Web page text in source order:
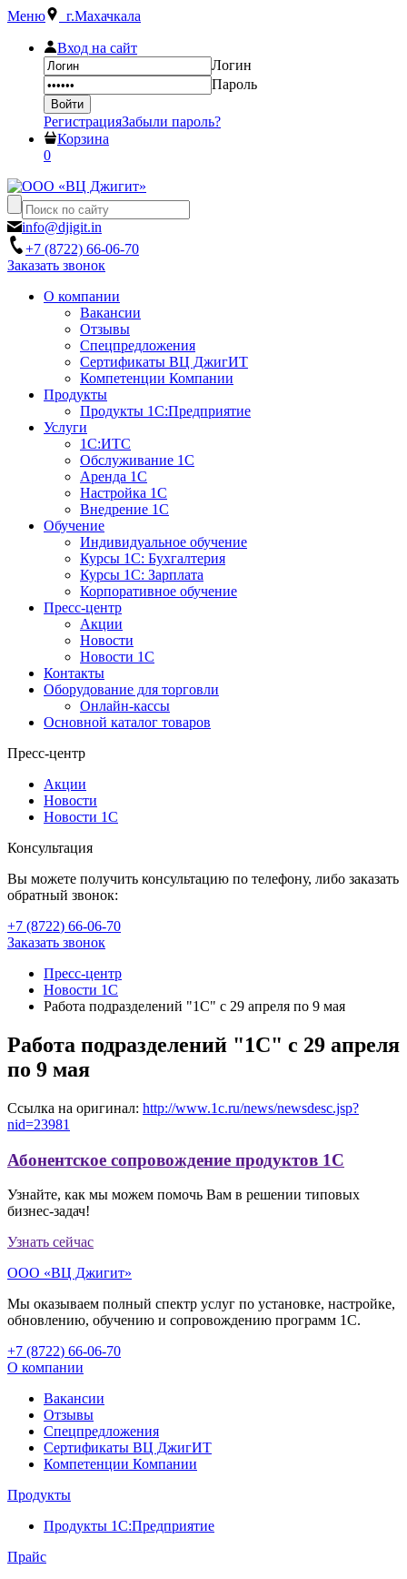
Меню г.Махачкала
Вход на сайт
Логин
Пароль
РегистрацияЗабыли пароль?
Корзина
0
info@djigit.in
+7 (8722) 66-06-70
Заказать звонок
О компании
Вакансии
Отзывы
Спецпредложения
Сертификаты ВЦ ДжигИТ
Компетенции Компании
Продукты
Продукты 1С:Предприятие
Услуги
1С:ИТС
Обслуживание 1С
Аренда 1С
Настройка 1С
Внедрение 1С
Обучение
Индивидуальное обучение
Курсы 1С: Бухгалтерия
Курсы 1С: Зарплата
Корпоративное обучение
Пресс-центр
Акции
Новости
Новости 1С
Контакты
Оборудование для торговли
Онлайн-кассы
Основной каталог товаров
Пресс-центр
Акции
Новости
Новости 1С
Консультация
Вы можете получить консультацию по телефону, либо заказать
обратный звонок:
+7 (8722) 66-06-70
Заказать звонок
Пресс-центр
Новости 1С
Работа подразделений "1С" с 29 апреля по 9 мая
Работа подразделений "1С" с 29 апреля
по 9 мая
Ссылка на оригинал: http://www.1c.ru/news/newsdesc.jsp?
nid=23981
Абонентское сопровождение продуктов 1C
Узнайте, как мы можем помочь Вам в решении типовых
бизнес-задач!
Узнать сейчас
ООО «ВЦ Джигит»
Мы оказываем полный спектр услуг по установке, настройке,
обновлению, обучению и сопровождению программ 1С.
+7 (8722) 66-06-70
О компании
Вакансии
Отзывы
Спецпредложения
Сертификаты ВЦ ДжигИТ
Компетенции Компании
Продукты
Продукты 1С:Предприятие
Прайс